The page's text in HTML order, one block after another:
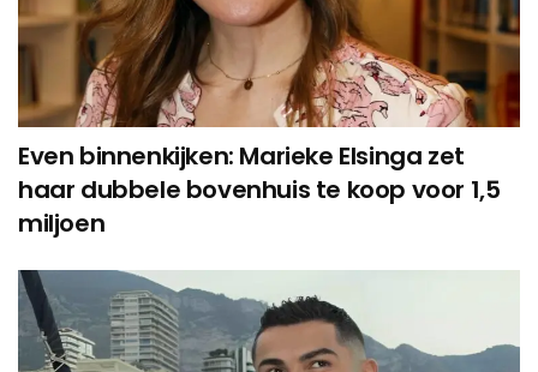
Even binnenkijken: Marieke Elsinga zet
haar dubbele bovenhuis te koop voor 1,5
miljoen